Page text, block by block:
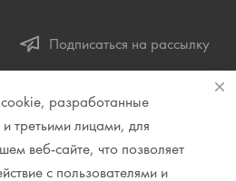
Подписаться на рассылку
11
разработанные
третьими лицами, для
веб-сайте, что позволяет
с пользователями и